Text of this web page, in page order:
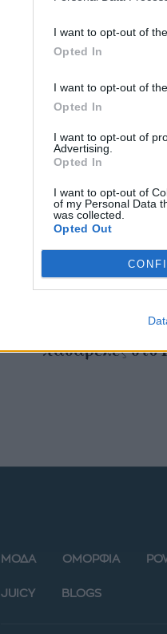
I want to opt-out of
Opted In
I want to opt-out of
Opted In
I want to opt-out of
Advertising.
Opted In
I want to opt-out of
of my Personal Data
was collected.
Opted Out
Ρος Γεωργίου:
top model
πασαρέλες στο
ΜΟΔΑ ΟΜΟΡΦΙΑ
JUICY BLOGS